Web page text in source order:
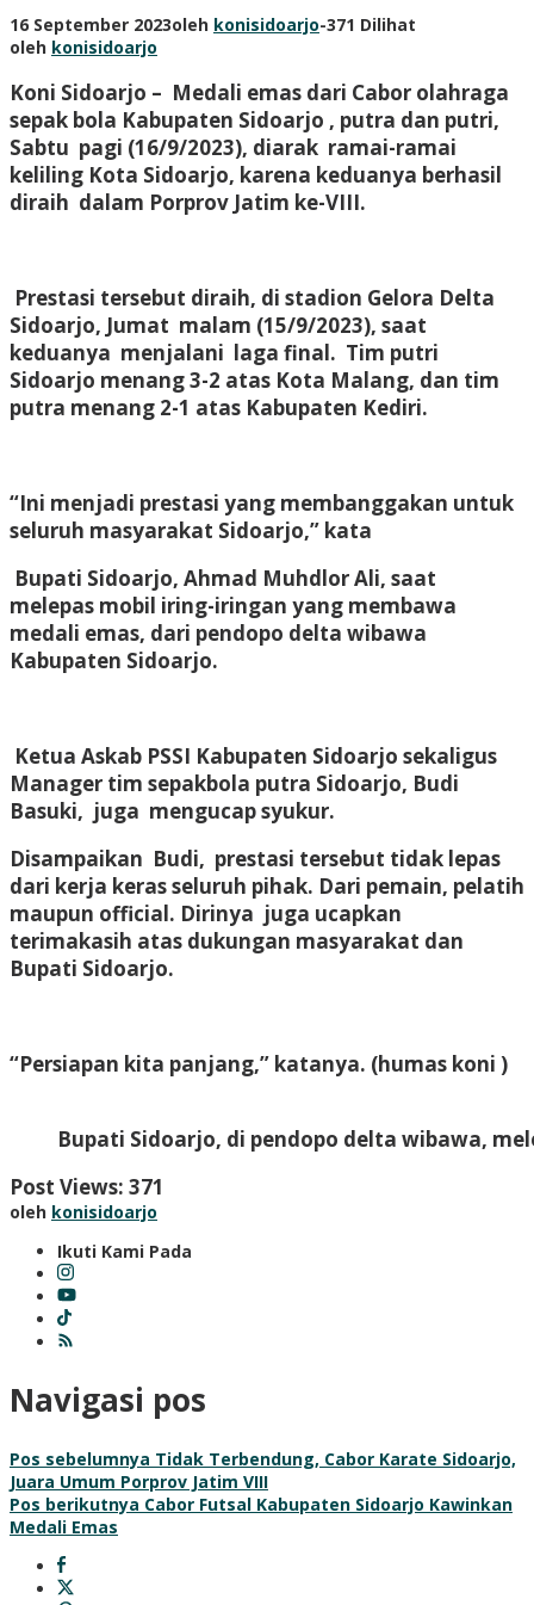
16 September 2023oleh konisidoarjo-371 Dilihat
oleh konisidoarjo
Koni Sidoarjo – Medali emas dari Cabor olahraga
sepak bola Kabupaten Sidoarjo , putra dan putri,
Sabtu pagi (16/9/2023), diarak ramai-ramai
keliling Kota Sidoarjo, karena keduanya berhasil
diraih dalam Porprov Jatim ke-VIII.
Prestasi tersebut diraih, di stadion Gelora Delta
Sidoarjo, Jumat malam (15/9/2023), saat
keduanya menjalani laga final. Tim putri
Sidoarjo menang 3-2 atas Kota Malang, dan tim
putra menang 2-1 atas Kabupaten Kediri.
“Ini menjadi prestasi yang membanggakan untuk
seluruh masyarakat Sidoarjo,” kata
Bupati Sidoarjo, Ahmad Muhdlor Ali, saat
melepas mobil iring-iringan yang membawa
medali emas, dari pendopo delta wibawa
Kabupaten Sidoarjo.
Ketua Askab PSSI Kabupaten Sidoarjo sekaligus
Manager tim sepakbola putra Sidoarjo, Budi
Basuki, juga mengucap syukur.
Disampaikan Budi, prestasi tersebut tidak lepas
dari kerja keras seluruh pihak. Dari pemain, pelatih
maupun official. Dirinya juga ucapkan
terimakasih atas dukungan masyarakat dan
Bupati Sidoarjo.
“Persiapan kita panjang,” katanya. (humas koni )
Bupati Sidoarjo, di pendopo delta wibawa,
Post Views: 371
oleh konisidoarjo
Ikuti Kami Pada
Navigasi pos
Pos sebelumnya Tidak Terbendung, Cabor Karate Sidoarjo,
Juara Umum Porprov Jatim VIII
Pos berikutnya Cabor Futsal Kabupaten Sidoarjo Kawinkan
Medali Emas